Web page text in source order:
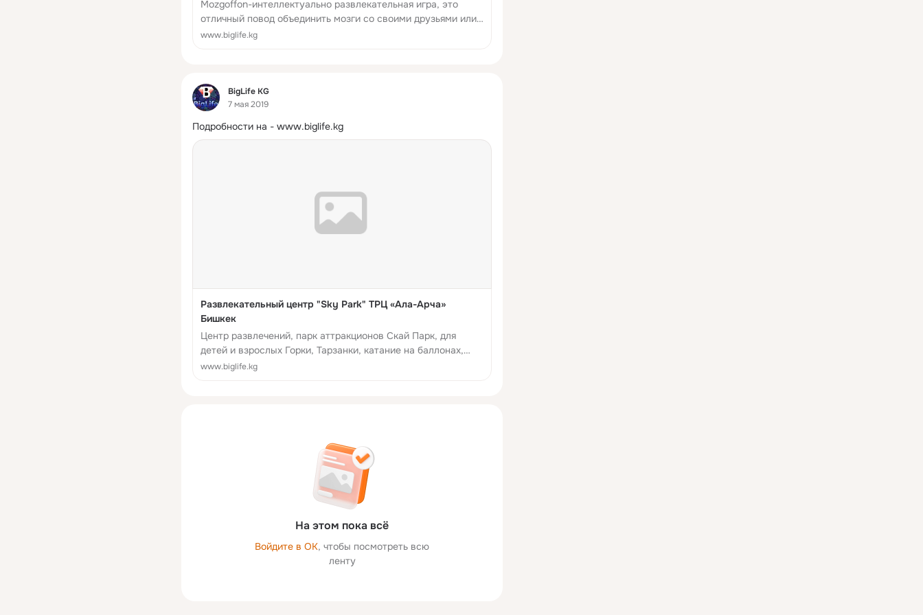
Mozgoffon-интеллектуально развлекательная игра, это
отличный повод объединить мозги со своими друзьями или
знакомыми и скоротать вечер! Фото, видео, описание,
www.biglife.kg
Фид
BigLife KG
7 мая 2019
Подробности на - www.biglife.kg
Развлекательный центр "Sky Park" ТРЦ «Ала-Арча»
Бишкек
Центр развлечений, парк аттракционов Скай Парк, для
детей и взрослых Горки, Тарзанки, катание на баллонах,
лазанье по сеткам и м.д , фото, видео, описание, карта
www.biglife.kg
На этом пока всё
Войдите в ОК, чтобы посмотреть всю
ленту